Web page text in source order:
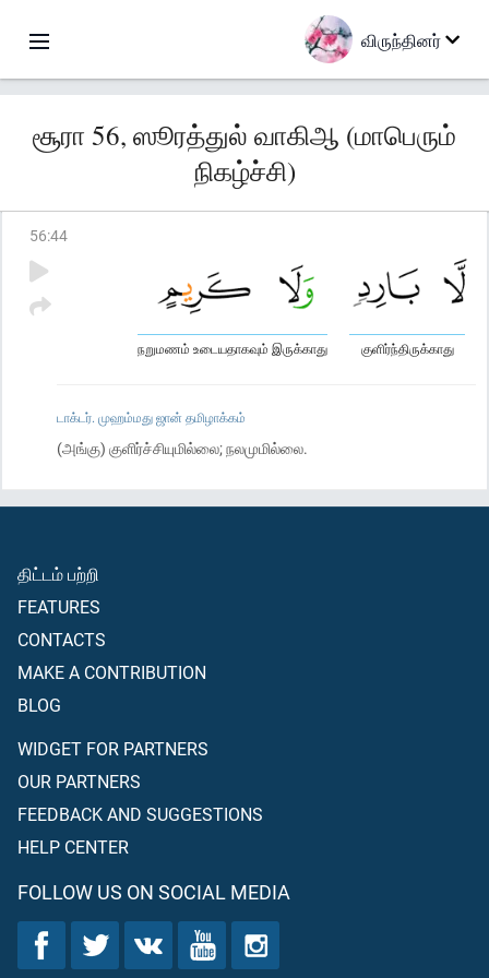
விருந்தினர்
சூரா 56, ஸூரத்துல் வாகிஆ (மாபெரும்
நிகழ்ச்சி)
56:44
குளிர்ந்திருக்காது
நறுமணம் உடையதாகவும் இருக்காது
டாக்டர். முஹம்மது ஜான் தமிழாக்கம்
(அங்கு) குளிர்ச்சியுமில்லை; நலமுமில்லை.
திட்டம் பற்றி
FEATURES
CONTACTS
MAKE A CONTRIBUTION
BLOG
WIDGET FOR PARTNERS
OUR PARTNERS
FEEDBACK AND SUGGESTIONS
HELP CENTER
FOLLOW US ON SOCIAL MEDIA